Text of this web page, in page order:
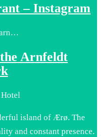
– Instagram
Arnfeldt
Hotel
island of Ærø. The
and constant presence.